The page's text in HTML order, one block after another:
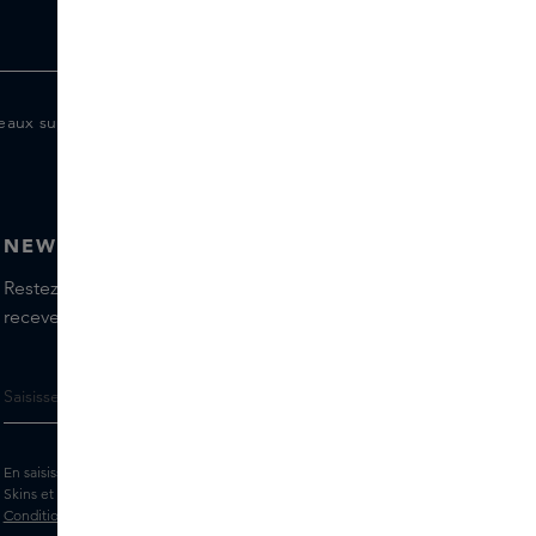
supplémentaires pour les membres
NEWSLETTER
Restez informé(e) des dernières marques et produits,
recevez les conseils de nos Skins Experts.
En saisissant votre adresse e-mail, vous acceptez de recevoir la newsletter
Skins et des messages marketing personnalisés par e-mail. Consultez les
Conditions générales